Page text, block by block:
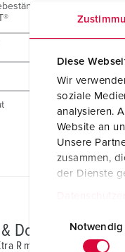
Diese
Wir
soziale
analysieren.
Website an
Unsere
zusammen,
der Dienste
Notwendig
Kontaktträger
Downloads
R mit ErgoCONTACT®